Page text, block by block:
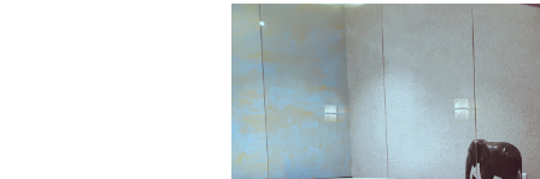
вести»). На Эвересте в 2024
альпинистов, а в 2025-м —
сообщества стал октябрь
Дхаулагири в Непале
опытных альпинистов. Год